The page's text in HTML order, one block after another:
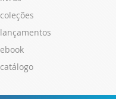
coleções
lançamentos
ebook
catálogo